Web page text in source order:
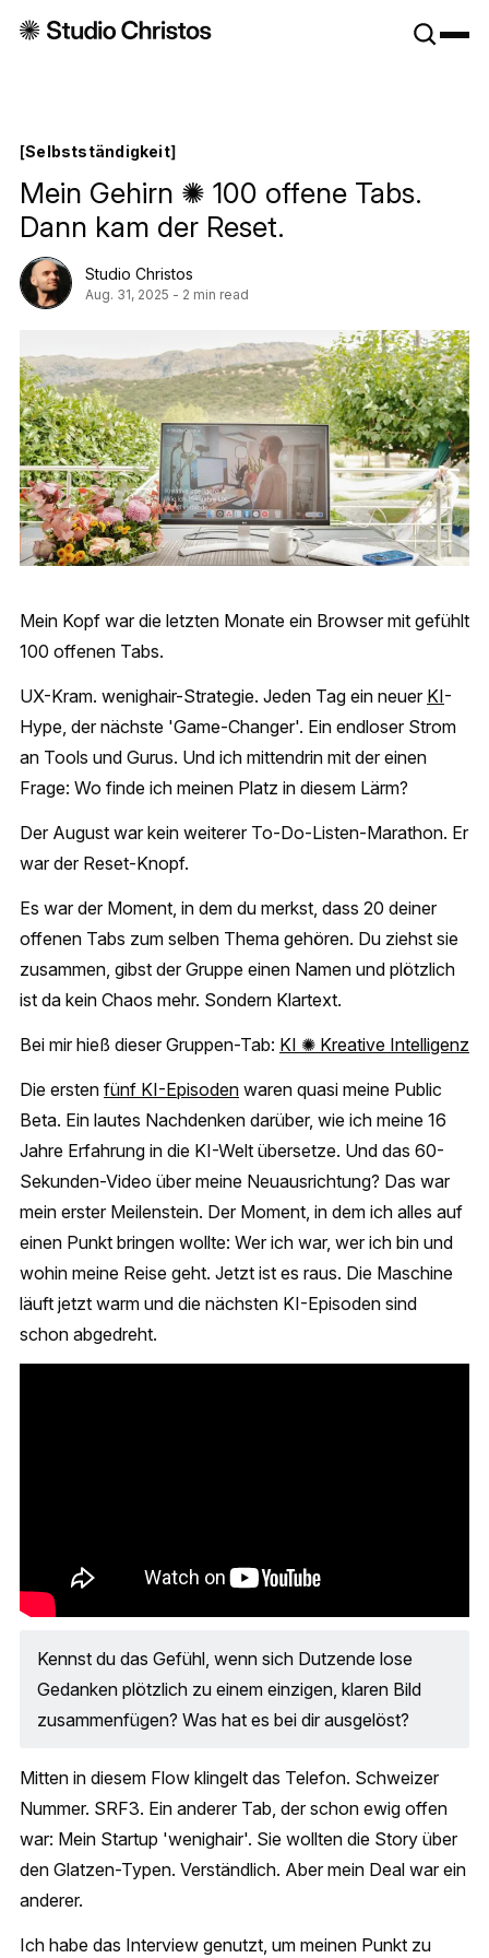
[Selbstständigkeit[
Mein Gehirn ✺ 100 offene Tabs.
Dann kam der Reset.
Studio Christos
Aug. 31, 2025 - 2 min read
Mein Kopf war die letzten Monate ein Browser mit gefühlt
100 offenen Tabs.
UX-Kram. wenighair-Strategie. Jeden Tag ein neuer KI-
Hype, der nächste 'Game-Changer'. Ein endloser Strom
an Tools und Gurus. Und ich mittendrin mit der einen
Frage: Wo finde ich meinen Platz in diesem Lärm?
Der August war kein weiterer To-Do-Listen-Marathon. Er
war der Reset-Knopf.
Es war der Moment, in dem du merkst, dass 20 deiner
offenen Tabs zum selben Thema gehören. Du ziehst sie
zusammen, gibst der Gruppe einen Namen und plötzlich
ist da kein Chaos mehr. Sondern Klartext.
Bei mir hieß dieser Gruppen-Tab: KI ✺ Kreative Intelligenz
Die ersten fünf KI-Episoden waren quasi meine Public
Beta. Ein lautes Nachdenken darüber, wie ich meine 16
Jahre Erfahrung in die KI-Welt übersetze. Und das 60-
Sekunden-Video über meine Neuausrichtung? Das war
mein erster Meilenstein. Der Moment, in dem ich alles auf
einen Punkt bringen wollte: Wer ich war, wer ich bin und
wohin meine Reise geht. Jetzt ist es raus. Die Maschine
läuft jetzt warm und die nächsten KI-Episoden sind
schon abgedreht.
Kennst du das Gefühl, wenn sich Dutzende lose
Gedanken plötzlich zu einem einzigen, klaren Bild
zusammenfügen? Was hat es bei dir ausgelöst?
Mitten in diesem Flow klingelt das Telefon. Schweizer
Nummer. SRF3. Ein anderer Tab, der schon ewig offen
war: Mein Startup 'wenighair'. Sie wollten die Story über
den Glatzen-Typen. Verständlich. Aber mein Deal war ein
anderer.
Ich habe das Interview genutzt, um meinen Punkt zu